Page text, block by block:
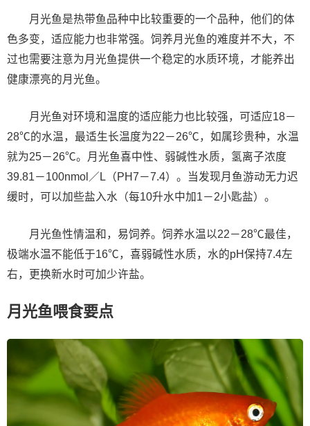
月光鱼是热带鱼品种中比较重要的一个品种，他们的体
色多变，适应能力也非常强。饲养月光鱼的难度并不大，不
过也需要注意为月光鱼提供一个稳定的水质环境，才能养出
健康漂亮的月光鱼。
月光鱼对环境和温度的适应能力也比较强，可适应18－
28℃的水温，最适生长温度为22－26℃，如属珍贵种，水温
就为25－26℃。月光鱼喜中性、弱碱性水质，氢离子浓度
39.81－100nmol／L（PH7－7.4）。当发现月鱼游动无力迟
缓时，可以加些盐入水（每10升水中加1－2小匙盐）。
月光鱼性情温和，易饲养。饲养水温以22－28℃最佳，
极端水温不能低于16℃，喜弱碱性水质，水的pH保持7.4左
右，更换新水时可加少许盐。
月光鱼喂食要点